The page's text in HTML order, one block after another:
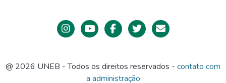
@ 2026 UNEB - Todos os direitos reservados - contato com
a administração